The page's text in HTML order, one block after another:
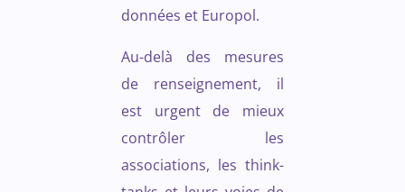
données et Europol.
Au-delà des mesures
de renseignement, il
est urgent de mieux
contrôler les
associations, les think-